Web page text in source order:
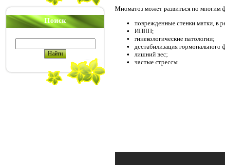
Поиск
Миоматоз может развиться по многим
поврежденные стенки матки, в
ИППП;
гинекологические патологии;
дестабилизация гормонального
лишний вес;
частые стрессы.